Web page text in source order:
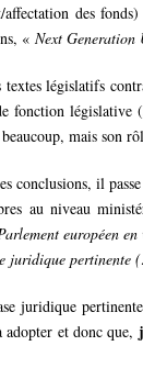
affectation des
« Next
législatifs
fonction
mais son
conclusions, il
au niveau
européen
juridique pertinente
juridique
et donc que,